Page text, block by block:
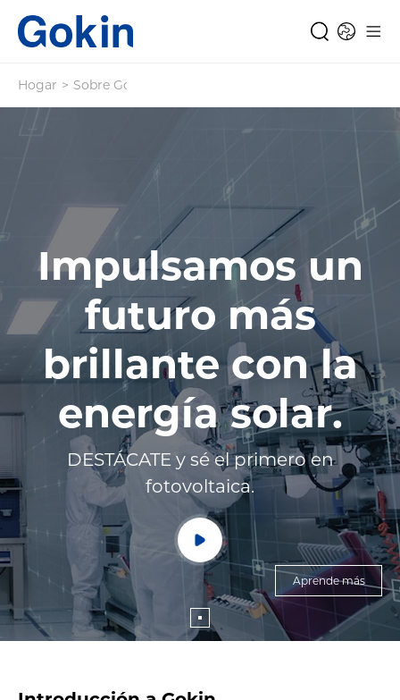
Hogar > Sobre Gokin
Aprende más
Impulsamos un
futuro más
brillante con la
energía solar.
DESTÁCATE y sé el primero en
fotovoltaica.